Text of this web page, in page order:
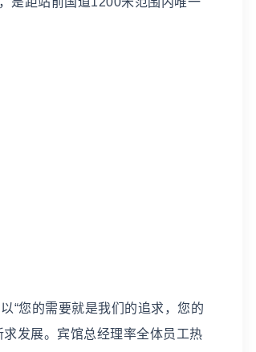
“您的需要就是我们的追求，您的
发展。宾馆总经理率全体员工热